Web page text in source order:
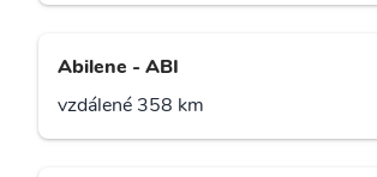
Abilene - ABI
vzdálené 358 km